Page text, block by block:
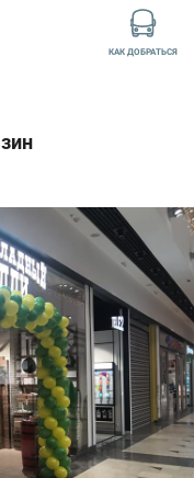
КАК ДОБРАТЬСЯ